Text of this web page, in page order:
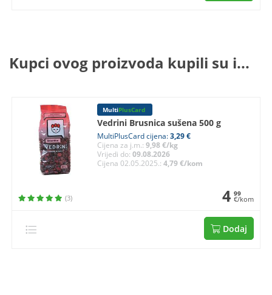
Kupci ovog proizvoda kupili su i...
MultiPlusCard
Vedrini Brusnica sušena 500 g
MultiPlusCard cijena:3,29 €
Cijena za j.m.:9,98 €/kg
Vrijedi do:09.08.2026
Cijena 02.05.2025.:4,79 €/kom
(3) 4 99
€/kom
Dodaj